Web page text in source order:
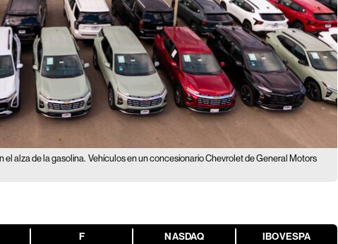
el alza de la gasolina. Vehículos en un concesionario Chevrolet de General Motors
F NASDAQ IBOVESPA